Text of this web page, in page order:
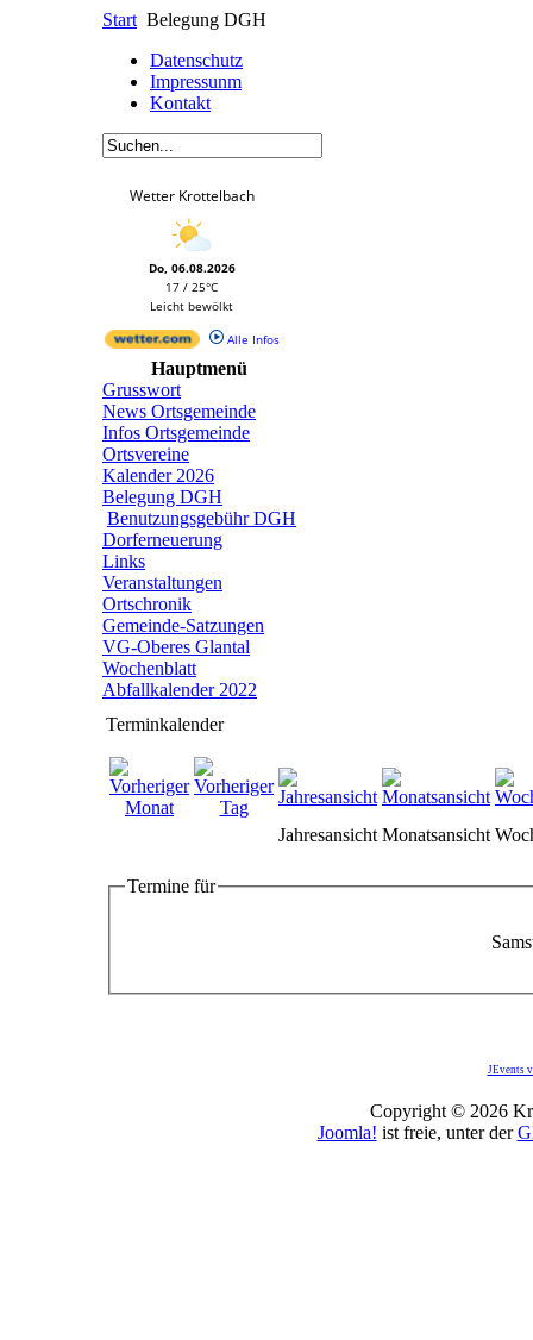
Start Belegung DGH
Datenschutz
Impressunm
Kontakt
Wetter Krottelbach
Do, 06.08.2026
17 / 25°C
Leicht bewölkt
Alle Infos
Hauptmenü
Grusswort
News Ortsgemeinde
Infos Ortsgemeinde
Ortsvereine
Kalender 2026
Belegung DGH
Benutzungsgebühr DGH
Dorferneuerung
Links
Veranstaltungen
Ortschronik
Gemeinde-Satzungen
VG-Oberes Glantal
Wochenblatt
Abfallkalender 2022
Terminkalender
Jahresansicht Monatsansicht
Termine für
JEvents
Copyright © 2026
Joomla! ist freie, unter der